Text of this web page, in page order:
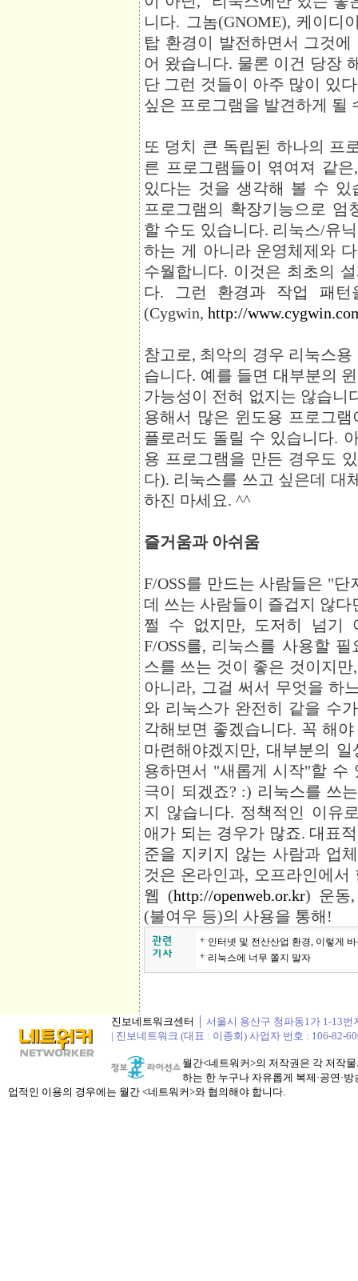
니다. 그놈(GNOME), 케이디
탑 환경이 발전하면서 그것
어 왔습니다. 물론 이건 당장
단 그런 것들이 아주 많이 있
싶은 프로그램을 발견하게 될
또 덩치 큰 독립된 하나의 프
른 프로그램들이 엮여져 같
있다는 것을 생각해 볼 수 있
프로그램의 확장기능으로
할 수도 있습니다. 리눅스/유
하는 게 아니라 운영체제와
수월합니다. 이것은 최초의
다. 그런 환경과 작업 패턴
(Cygwin, http://
참고로, 최악의 경우 리눅스
습니다. 예를 들면 대부분의
가능성이 전혀 없지는 않습니
용해서 많은 윈도용 프로그
플로러도 돌릴 수 있습니다.
용 프로그램을 만든 경우도
다). 리눅스를 쓰고 싶은데 대
하진 마세요. ^^
즐거움과 아쉬움
F/OSS를 만드는 사람들은 "
데 쓰는 사람들이 즐겁지 않
쩔 수 없지만, 도저히 넘기
F/OSS를, 리눅스를 사용할
스를 쓰는 것이 좋은 것이지
아니라, 그걸 써서 무엇을 하
와 리눅스가 완전히 같을 수
각해보면 좋겠습니다. 꼭 해
마련해야겠지만, 대부분의
용하면서 "새롭게 시작"할 수
극이 되겠죠? :) 리눅스를 쓰
지 않습니다. 정책적인 이유
애가 되는 경우가 많죠. 대표
준을 지키지 않는 사람과 업
것은 온라인과, 오프라인에
웹 (http://openweb.or.kr) 운동,
(불여우 등)의 사용을 통해!
인터넷 및 전산산업 환경, 이렇게
리눅스에 너무 쫄지 말자
진보네트워크센터
│ 서울시 용산구 청파동1가 1-13
| 진보네트워크 (대표 : 이종회) 사업자 번호 : 106-82-
월간<네트워커>의 저작권은 각 저작
하는 한 누구나 자유롭게 복제·공연·
업적인 이용의 경우에는 월간 <네트워커>와 협의해야 합니다.